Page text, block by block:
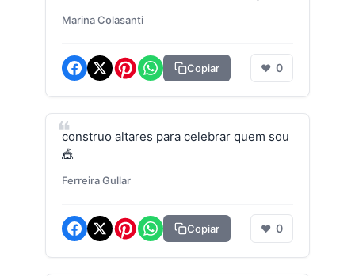
Marina Colasanti
Copiar ❤ 0
construo altares para celebrar quem sou
🎪
Ferreira Gullar
Copiar ❤ 0